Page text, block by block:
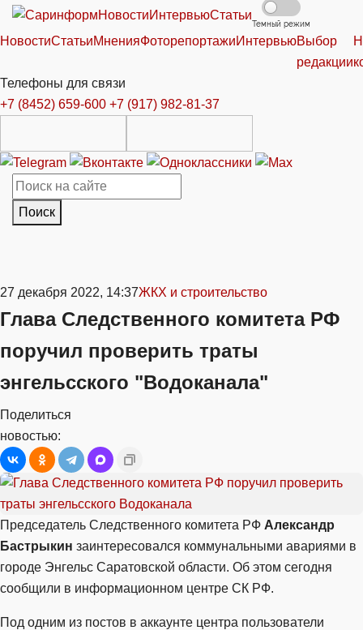
НовостиИнтервьюСтатьи
Темный режим
НовостиСтатьиМненияФоторепортажиИнтервьюВыбор
редакции
Телефоны для связи
+7 (8452) 659-600 +7 (917) 982-81-37
Поиск
27 декабря 2022, 14:37ЖКХ и строительство
Глава Следственного комитета РФ
поручил проверить траты
энгельсского "Водоканала"
Поделиться
новостью:
Председатель Следственного комитета РФ Александр
Бастрыкин заинтересовался коммунальными авариями в
городе Энгельс Саратовской области. Об этом сегодня
сообщили в информационном центре СК РФ.
Под одним из постов в аккаунте центра пользователи